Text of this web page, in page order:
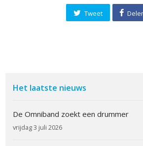
Tweet
Het laatste nieuws
De Omniband zoekt een drummer
vrijdag 3 juli 2026